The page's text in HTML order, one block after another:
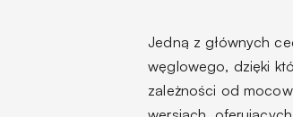
Jedną z głównych
węglowego, dzięki
zależności od